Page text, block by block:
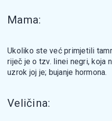
Mama:
Ukoliko ste već primjetili
riječ je o tzv. linei negri, koja
uzrok joj je; bujanje hormona.
Veličina: